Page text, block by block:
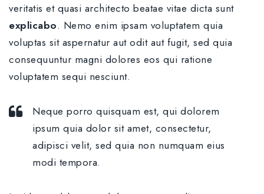
veritatis et quasi architecto beatae vitae dicta sunt
explicabo. Nemo enim ipsam voluptatem quia
voluptas sit aspernatur aut odit aut fugit, sed quia
consequuntur magni dolores eos qui ratione
voluptatem sequi nesciunt.
Neque porro quisquam est, qui dolorem
ipsum quia dolor sit amet, consectetur,
adipisci velit, sed quia non numquam eius
modi tempora.